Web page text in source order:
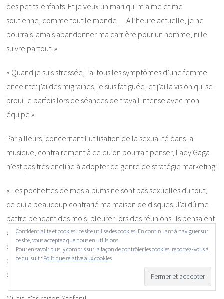
des petits-enfants. Et je veux un mari qui m’aime et me
soutienne, comme tout le monde… A l’heure actuelle, je ne
pourrais jamais abandonner ma carrière pour un homme, ni le
suivre partout. »
« Quand je suis stressée, j’ai tous les symptômes d’une femme
enceinte: j’ai des migraines, je suis fatiguée, et j’ai la vision qui se
brouille parfois lors de séances de travail intense avec mon
équipe »
Par ailleurs, concernant l’utilisation de la sexualité dans la
musique, contrairement à ce qu’on pourrait penser, Lady Gaga
n’est pas très encline à adopter ce genre de stratégie marketing:
« Les pochettes de mes albums ne sont pas sexuelles du tout,
ce qui a beaucoup contrarié ma maison de disques. J’ai dû me
battre pendant des mois, pleurer lors des réunions. Ils pensaient
que les photos n’étaient pas assez commerciales… Mais la
dernière chose dont ait besoin une jeune femme, c’est d’une
photo sexy d’une popstar en train de se tordre dans le sable,
couverte de graisse et en train de se tripoter »
Confidentialité et cookies : ce site utilise des cookies. En continuant à naviguer sur
ce site, vous acceptez que nous en utilisions.
Pour en savoir plus, y compris sur la façon de contrôler les cookies, reportez-vous à
ce qui suit : Politique relative aux cookies